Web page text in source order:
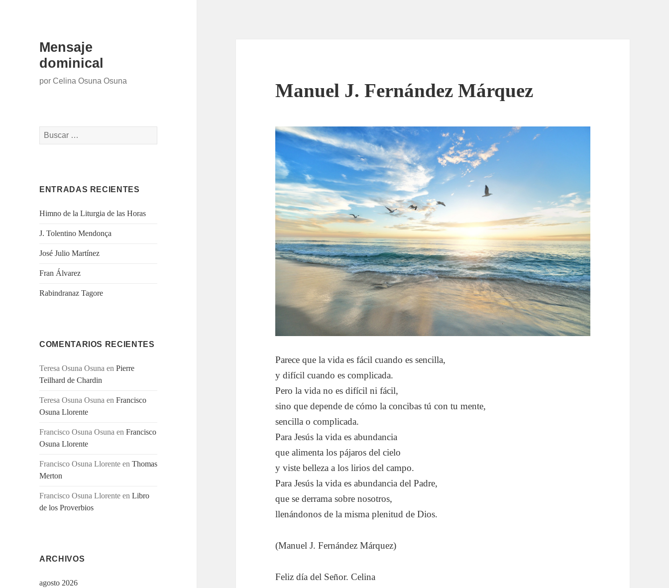
Mensaje
dominical
por Celina Osuna Osuna
Buscar:
ENTRADAS RECIENTES
Himno de la Liturgia de las Horas
J. Tolentino Mendonça
José Julio Martínez
Fran Álvarez
Rabindranaz Tagore
COMENTARIOS RECIENTES
Teresa Osuna Osuna enPierre
Teilhard de Chardin
Teresa Osuna Osuna enFrancisco
Osuna Llorente
Francisco Osuna Osuna enFrancisco
Osuna Llorente
Francisco Osuna Llorente enThomas
Merton
Francisco Osuna Llorente enLibro
de los Proverbios
ARCHIVOS
agosto 2026
Manuel J. Fernández Márquez
Parece que la vida es fácil cuando es sencilla,
y difícil cuando es complicada.
Pero la vida no es difícil ni fácil,
sino que depende de cómo la concibas tú con tu mente,
sencilla o complicada.
Para Jesús la vida es abundancia
que alimenta los pájaros del cielo
y viste belleza a los lirios del campo.
Para Jesús la vida es abundancia del Padre,
que se derrama sobre nosotros,
llenándonos de la misma plenitud de Dios.
(Manuel J. Fernández Márquez)
Feliz día del Señor. Celina